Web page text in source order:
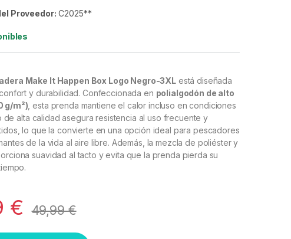
Proveedor: C2025**
Make It Happen Box Logo Negro-3XL está diseñada
y durabilidad. Confeccionada en polialgodón de alto
g/m²) , esta prenda mantiene el calor incluso en condiciones
de alta calidad asegura resistencia al uso frecuente y
lo que la convierte en una opción ideal para pescadores
de la vida al aire libre. Además, la mezcla de poliéster y
suavidad al tacto y evita que la prenda pierda su
€ 49,99€